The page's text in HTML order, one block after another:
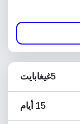
5غيغابايت
15 أيام